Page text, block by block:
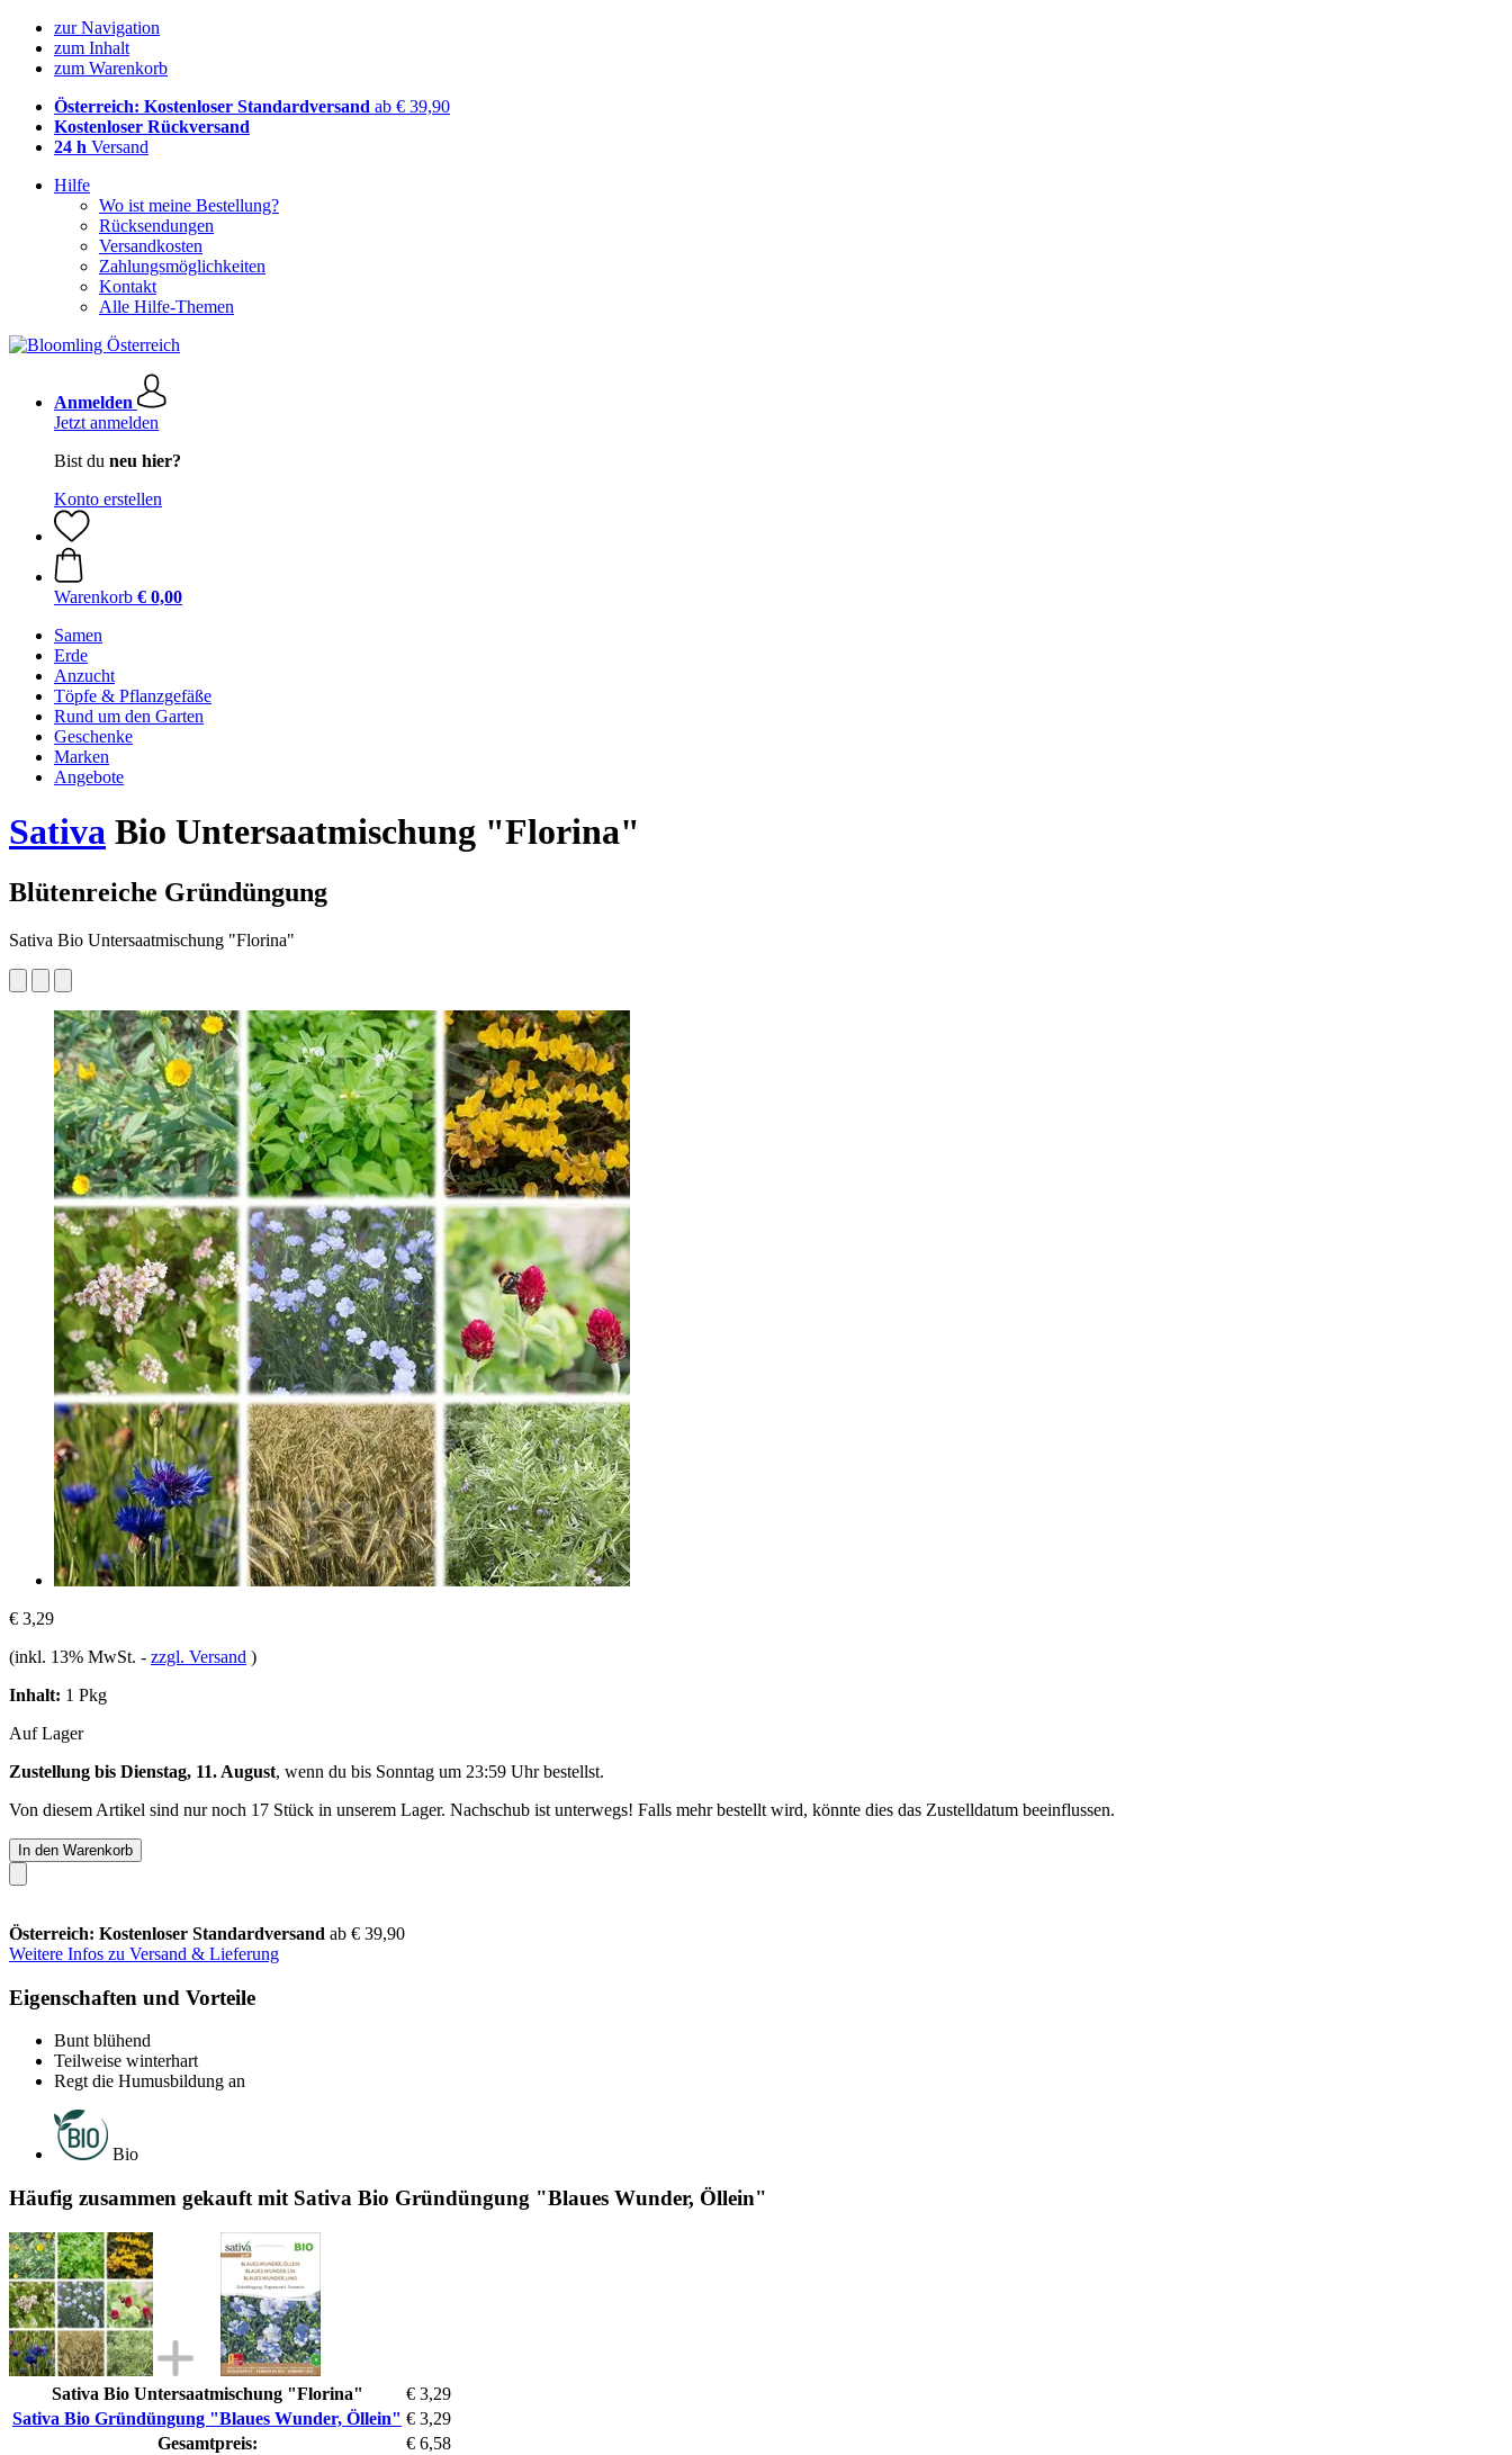
zur Navigation
zum Inhalt
zum Warenkorb
Österreich: Kostenloser Standardversand ab € 39,90
Kostenloser Rückversand
24 h Versand
Hilfe
Wo ist meine Bestellung?
Rücksendungen
Versandkosten
Zahlungsmöglichkeiten
Kontakt
Alle Hilfe-Themen
Anmelden
Jetzt anmelden
Bist du neu hier?
Konto erstellen
Warenkorb € 0,00
Samen
Erde
Anzucht
Töpfe & Pflanzgefäße
Rund um den Garten
Geschenke
Marken
Angebote
Sativa Bio Untersaatmischung "Florina"
Blütenreiche Gründüngung
Sativa Bio Untersaatmischung "Florina"
€ 3,29
(inkl. 13% MwSt. - zzgl. Versand )
Inhalt: 1 Pkg
Auf Lager
Zustellung bis Dienstag, 11. August, wenn du bis Sonntag um 23:59 Uhrbestellst.
Von diesem Artikel sind nur noch 17 Stück in unserem Lager. Nachschub ist unterwegs! Falls mehr bestellt wird, könnte dies das Zustelldatum beeinflussen.
In den Warenkorb
Österreich: Kostenloser Standardversand ab € 39,90
Weitere Infos zu Versand & Lieferung
Eigenschaften und Vorteile
Bunt blühend
Teilweise winterhart
Regt die Humusbildung an
Bio
Häufig zusammen gekauft mit Sativa Bio Gründüngung "Blaues Wunder, Öllein"
Sativa Bio Untersaatmischung "Florina"
€ 3,29
Sativa Bio Gründüngung "Blaues Wunder, Öllein" € 3,29
Gesamtpreis:
€ 6,58